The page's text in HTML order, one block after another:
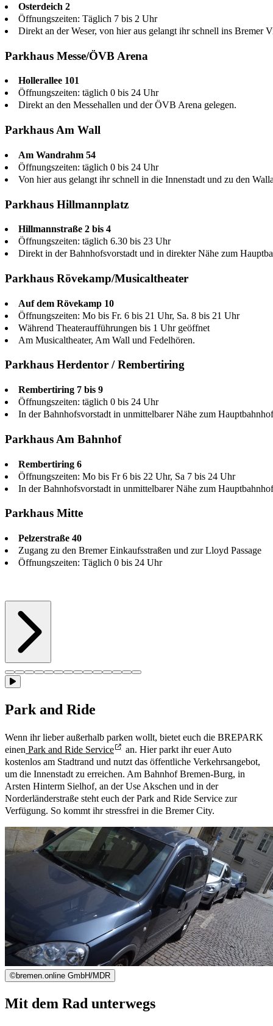
Osterdeich 2
Öffnungszeiten: Täglich 7 bis 2 Uhr
Direkt an der Weser, von hier aus gelangt ihr schnell ins Bremer
Parkhaus Messe/ÖVB Arena
Hollerallee 101
Öffnungszeiten: täglich 0 bis 24 Uhr
Direkt an den Messehallen und der ÖVB Arena gelegen.
Parkhaus Am Wall
Am Wandrahm 54
Öffnungszeiten: täglich 0 bis 24 Uhr
Von hier aus gelangt ihr schnell in die Innenstadt und zu den
Parkhaus Hillmannplatz
Hillmannstraße 2 bis 4
Öffnungszeiten: täglich 6.30 bis 23 Uhr
Direkt in der Bahnhofsvorstadt und in direkter Nähe zum
Parkhaus Rövekamp/Musicaltheater
Auf dem Rövekamp 10
Öffnungszeiten: Mo bis Fr. 6 bis 21 Uhr, Sa. 8 bis 21 Uhr
Während Theateraufführungen bis 1 Uhr geöffnet
Am Musicaltheater, Am Wall und Fedelhören.
Parkhaus Herdentor / Rembertiring
Rembertiring 7 bis 9
Öffnungszeiten: täglich 0 bis 24 Uhr
In der Bahnhofsvorstadt in unmittelbarer Nähe zum
Parkhaus Am Bahnhof
Rembertiring 6
Öffnungszeiten: Mo bis Fr 6 bis 22 Uhr, Sa 7 bis 24 Uhr
In der Bahnhofsvorstadt in unmittelbarer Nähe zum
Parkhaus Mitte
Pelzerstraße 40
Zugang zu den Bremer Einkaufsstraßen und zur Lloyd Passage
Öffnungszeiten: Täglich 0 bis 24 Uhr
Park and Ride
Wenn ihr lieber außerhalb parken wollt, bietet euch die BREPARK
einen Park and Ride Service
an. Hier parkt ihr euer Auto
kostenlos am Stadtrand und nutzt das öffentliche Verkehrsangebot,
um die Innenstadt zu erreichen. Am Bahnhof Bremen-Burg, in
Arsten Hinterm Sielhof, an der Use Akschen und in der
Norderländerstraße steht euch der Park and Ride Service zur
Verfügung. So kommt ihr stressfrei in die Bremer City.
©bremen.online GmbH/MDR
Mit dem Rad unterwegs